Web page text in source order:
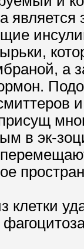
а
в эк-
клетки